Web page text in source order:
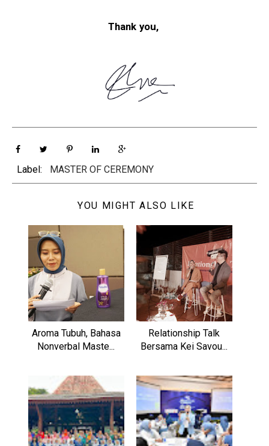
Thank you,
Label: MASTER OF CEREMONY
YOU MIGHT ALSO LIKE
Aroma Tubuh, Bahasa
Nonverbal Maste...
Relationship Talk
Bersama Kei Savou...